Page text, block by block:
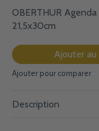
OBERTHUR
21,5x30cm
Ajouter au
Ajouter pour comparer
Description